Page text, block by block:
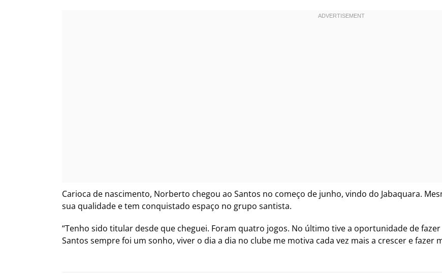
Carioca de nascimento, Norberto chegou ao Santos no começo de junho, vindo do Jabaquara.
sua qualidade e tem conquistado espaço no grupo santista.
“Tenho sido titular desde que cheguei. Foram quatro jogos. No último tive a oportunidade de
Santos sempre foi um sonho, viver o dia a dia no clube me motiva cada vez mais a crescer e fazer